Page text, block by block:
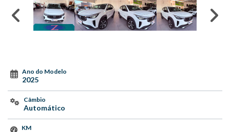
Ano do Modelo
2025
Câmbio
Automático
KM